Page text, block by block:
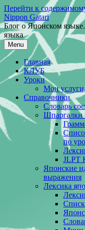
Перейти к
Nippon Gatari
Блог о Японском
языка
Menu
Главная
КЛУБ
Уроки
Мои
Справочники
Словарь
Шпаргалки
по
JLPT
Японские
выражения
Лексика